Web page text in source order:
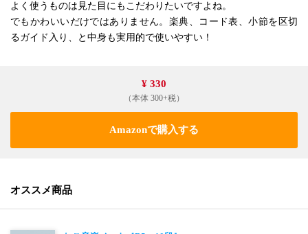
よく使うものは見た目にもこだわりたいですよね。
でもかわいいだけではありません。楽典、コード表、小節を区切
るガイド入り、と中身も実用的で使いやすい！
¥ 330
（本体 300+税）
Amazonで購入する
オススメ商品